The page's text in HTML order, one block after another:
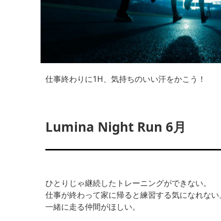
仕事終わりに1H、気持ちのいい汗をかこう！
Lumina Night Run 6月
ひとりじゃ継続したトレーニングができない。
仕事が終わって家に帰ると練習する気になれない
一緒に走る仲間がほしい。